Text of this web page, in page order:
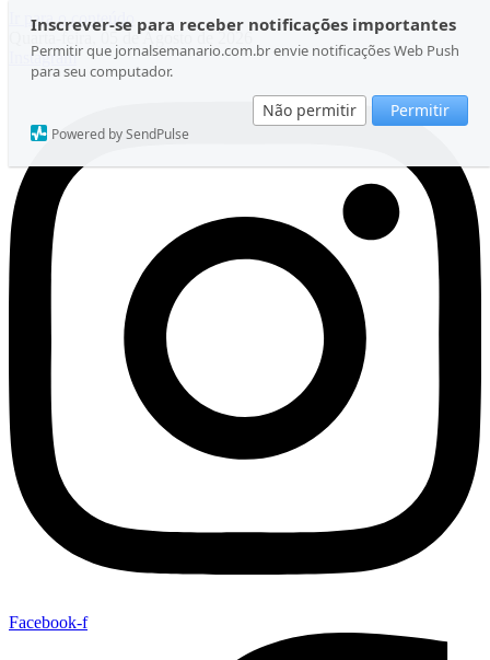
Inscrever-se para receber notificações importantes
Permitir que jornalsemanario.com.br envie notificações Web Push
para seu computador.
Não permitir Permitir
Powered by SendPulse
Ir para o conteúdo
Quarta-feira, 05 de Agosto de 2026
Instagram
Facebook-f